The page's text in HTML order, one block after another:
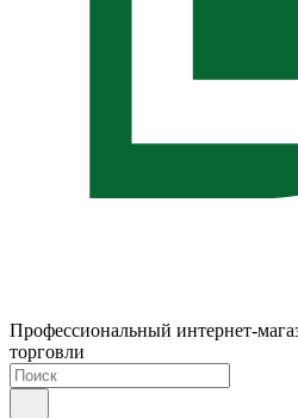
Профессиональный интернет-
торговли